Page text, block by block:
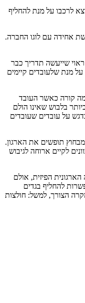
לרכבו על מנת להחליף
אחידה עם לוגו החברה.
שייעשה תדריך כבר
מנת שלעובדים קיימים
מה קורה כאשר העובד
בלבוש שאינו הולם
על עובדים שעובדים
תופשים את הארגון.
לקיים ארוחה לגיבוש
הפיזית, אולם
להחליף בגדים
הצורך, למשל: חולצות